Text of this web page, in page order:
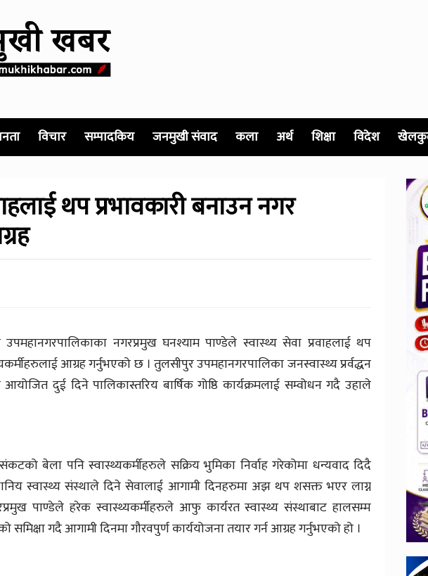
विचार सम्पादकिय जनमुखी संवाद कला अर्थ शिक्षा विदेश
थप प्रभावकारी बनाउन नगर
नगरप्रमुख घनश्याम पाण्डेले स्वास्थ्य सेवा प्रवाहलाई थप
आग्रह गर्नुभएको छ । तुलसीपुर उपमहानगरपालिका जनस्वास्थ्य प्रर्वद्धन
दुई दिने पालिकास्तरिय बार्षिक गोष्ठि कार्यक्रमलाई सम्वोधन गदै उहाले
संकटको बेला पनि स्वास्थ्यकर्मीहरुले सक्रिय भुमिका निर्वाह गरेकोमा धन्यवाद दिदै
स्वास्थ्य संस्थाले दिने सेवालाई आगामी दिनहरुमा अझ थप शसक्त भएर लाग्न
पाण्डेले हरेक स्वास्थ्यकर्मीहरुले आफु कार्यरत स्वास्थ्य संस्थाबाट हालसम्म
गदै आगामी दिनमा गौरवपुर्ण कार्ययोजना तयार गर्न आग्रह गर्नुभएको हो ।